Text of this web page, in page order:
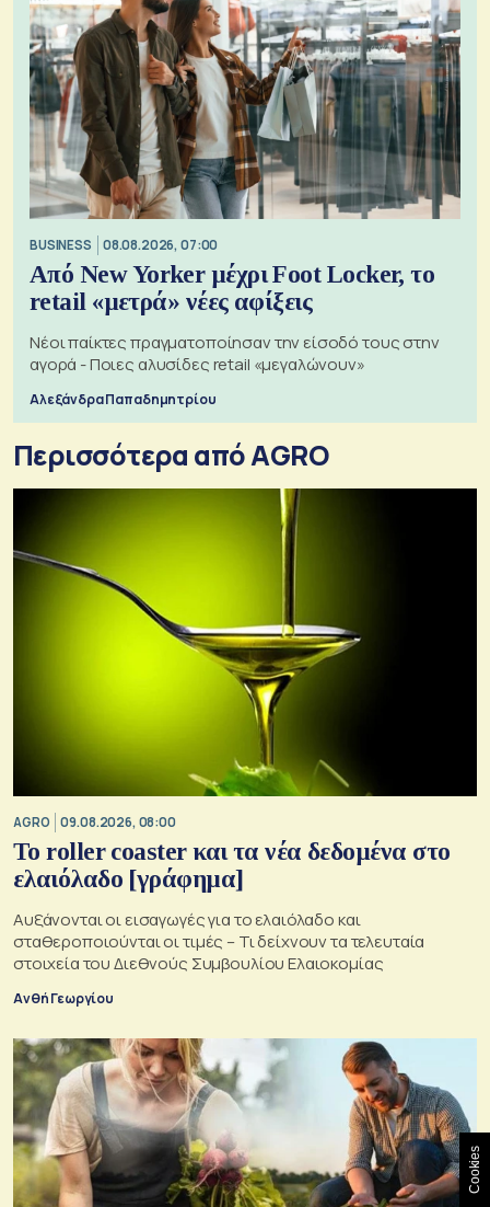
BUSINESS 08.08.2026, 07:00
Από New Yorker μέχρι Foot Locker, το
retail «μετρά» νέες αφίξεις
Νέοι παίκτες πραγματοποίησαν την είσοδό τους στην
αγορά - Ποιες αλυσίδες retail «μεγαλώνουν»
Αλεξάνδρα Παπαδημητρίου
Περισσότερα από AGRO
AGRO 09.08.2026, 08:00
Το roller coaster και τα νέα δεδομένα στο
ελαιόλαδο [γράφημα]
Αυξάνονται οι εισαγωγές για το ελαιόλαδο και
σταθεροποιούνται οι τιμές – Τι δείχνουν τα τελευταία
στοιχεία του Διεθνούς Συμβουλίου Ελαιοκομίας
Ανθή Γεωργίου
Cookies